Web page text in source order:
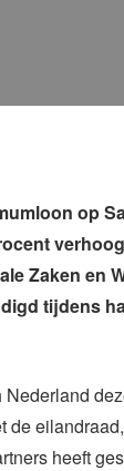
op
Zaken en
tijdens
de
heeft